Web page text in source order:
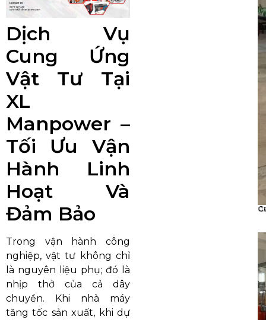
Dịch Vụ
Cung Ứng
Vật Tư Tại
XL
Manpower –
Tối Ưu Vận
Hành Linh
Hoạt Và
Đảm Bảo
Trong vận hành công
nghiệp, vật tư không chỉ
là nguyên liệu phụ; đó là
nhịp thở của cả dây
chuyền. Khi nhà máy
tăng tốc sản xuất, khi dự